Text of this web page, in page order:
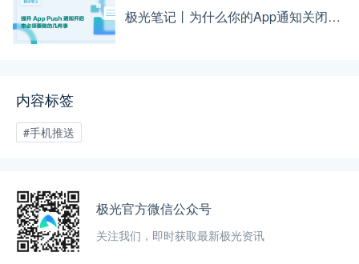
极光笔记丨为什么你的App通知关闭率那么高？几个防止过度推送的有效方式
内容标签
#手机推送
极光官方微信公众号
关注我们，即时获取最新极光资讯